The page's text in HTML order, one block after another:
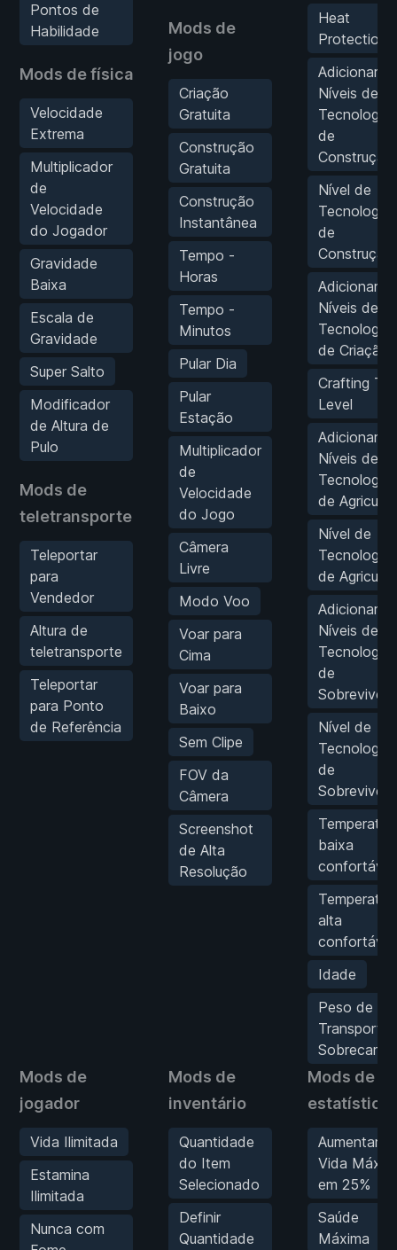
Pontos de
Habilidade
Mods de física
Velocidade
Extrema
Multiplicador
de
Velocidade
do Jogador
Gravidade
Baixa
Escala de
Gravidade
Super Salto
Modificador
de Altura de
Pulo
Mods de
teletransporte
Teleportar
para
Vendedor
Altura de
teletransporte
Teleportar
para Ponto
de Referência
Mods de
jogo
Criação
Gratuita
Construção
Gratuita
Construção
Instantânea
Tempo -
Horas
Tempo -
Minutos
Pular Dia
Pular
Estação
Multiplicador
de
Velocidade
do Jogo
Câmera
Livre
Modo Voo
Voar para
Cima
Voar para
Baixo
Sem Clipe
FOV da
Câmera
Screenshot
de Alta
Resolução
Heat
Protection
Adicionar
Níveis de
Tecnologia
de
Construção
Nível de
Tecnologia
de
Construção
Adicionar
Níveis de
Tecnologia
de Criação
Crafting
Level
Adicionar
Níveis de
Tecnologia
de
Nível de
Tecnologia
de
Adicionar
Níveis de
Tecnologia
de
Nível de
Tecnologia
de
baixa
confortável
alta
confortável
Idade
Peso de
Transporte
Sobrecarga
Mods de
jogador
Vida Ilimitada
Estamina
Ilimitada
Nunca com
Mods de
inventário
Quantidade
do Item
Selecionado
Definir
Quantidade
Mods de
Aumentar
Vida
em 25%
Saúde
Máxima